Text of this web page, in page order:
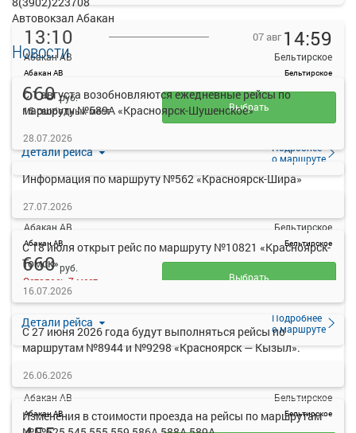
13:10
Абакан АВ
Абакан АВ
07 авг 14:59
Бельтирское
Бельтирское
Детали рейса
Подробнее
о маршруте
660 руб.
15 свободных мест
Выбрать
14:20
Абакан АВ
Абакан АВ
Бельтирское
Бельтирское
Детали рейса
Подробнее
о маршруте
660 руб.
Осталось 7 мест
Выбрать
14:50
Абакан АВ
Абакан АВ
Бельтирское
Бельтирское
Автовокзал Абакан
Новости
С 1 августа возобновляются ежедневные рейсы по
маршруту №589А «Красноярск-Шушенское»
28.07.2026
Информация по маршруту №562 «Красноярск-Шира»
27.07.2026
С 18 июля открыт рейс по маршруту №10821 «Красноярск-
Томск»
16.07.2026
С 27 июня 2026 года будут выполняться рейсы по
маршрутам №8944 и №9298 «Красноярск — Кызыл».
26.06.2026
Изменения в стоимости проезда на рейсы по маршрутам